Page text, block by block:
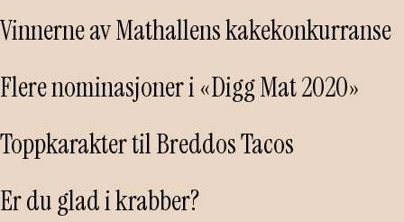
Vinnerne av Mathallens kakekonkurranse
Flere nominasjoner i «Digg Mat 2020»
Toppkarakter til Breddos Tacos
Er du glad i krabber?